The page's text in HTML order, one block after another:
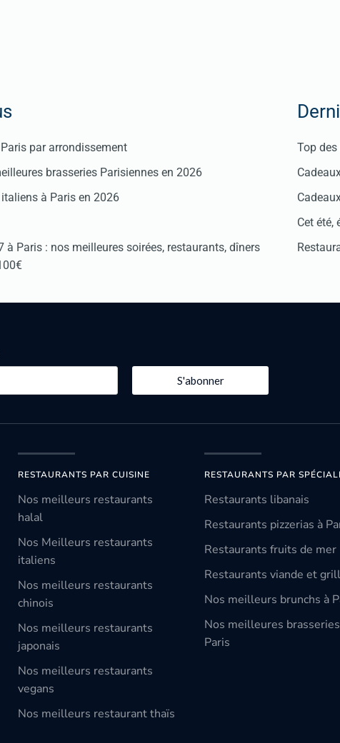
par arrondissement
brasseries Parisiennes en 2026
à Paris en 2026
à Paris : nos meilleures soirées, restaurants, dîners
Top
Cet
S'abonner
RESTAURANTS PAR CUISINE
Nos meilleurs restaurants
halal
Nos Meilleurs restaurants
italiens
Nos meilleurs restaurants
chinois
Nos meilleurs restaurants
japonais
Nos meilleurs restaurants
vegans
Nos meilleurs restaurant thaïs
RESTAURANTS PAR
Restaurants libanais
Restaurants pizzerias à
Restaurants fruits de mer
Restaurants viande et
Nos meilleurs brunchs à
Nos meilleures
Paris